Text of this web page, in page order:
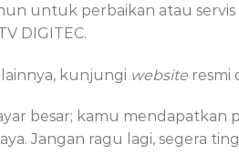
untuk perbaikan atau servis
DIGITEC.
kunjungi website resmi
besar; kamu
Jangan ragu lagi, segera